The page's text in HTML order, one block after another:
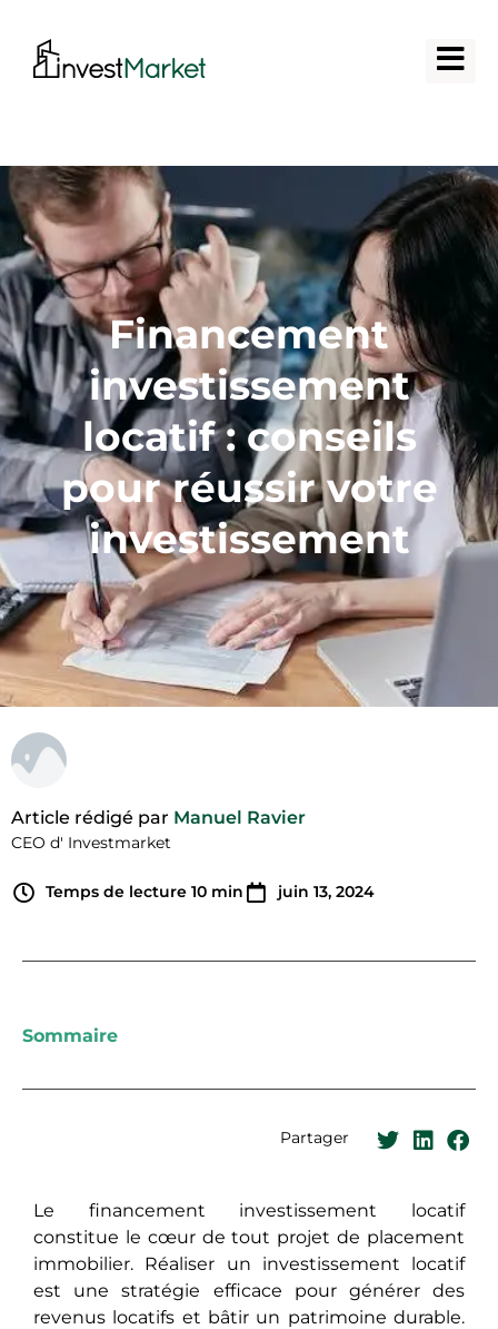
Financement
investissement
locatif : conseils
pour réussir votre
investissement
Article rédigé par Manuel Ravier
CEO d' Investmarket
Temps de lecture 10 min juin 13, 2024
Sommaire
Partager
Le financement investissement locatif
constitue le cœur de tout projet de placement
immobilier. Réaliser un investissement locatif
est une stratégie efficace pour générer des
revenus locatifs et bâtir un patrimoine durable.